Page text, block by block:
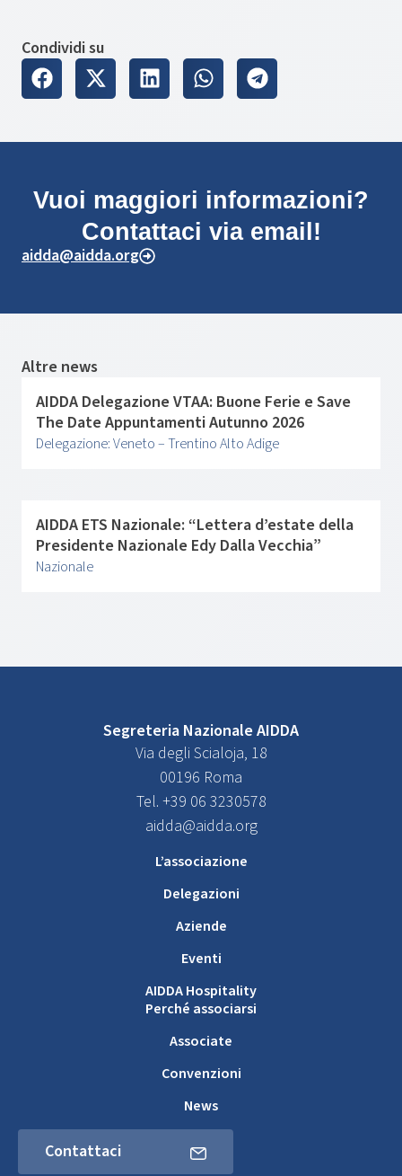
Condividi su
Vuoi maggiori informazioni?
Contattaci via email!
aidda@aidda.org
Altre news
AIDDA Delegazione VTAA: Buone Ferie e Save
The Date Appuntamenti Autunno 2026
Delegazione: Veneto – Trentino Alto Adige
AIDDA ETS Nazionale: “Lettera d’estate della
Presidente Nazionale Edy Dalla Vecchia”
Nazionale
Segreteria Nazionale AIDDA
Via degli Scialoja, 18
00196 Roma
Tel. +39 06 3230578
aidda@aidda.org
L’associazione
Delegazioni
Aziende
Eventi
AIDDA Hospitality
Perché associarsi
Associate
Convenzioni
News
Contattaci